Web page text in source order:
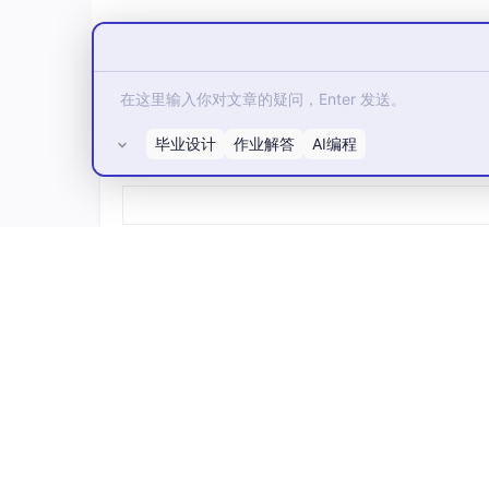
user='user',
database='database',
host='127.0.0.1'
    values = await conn.fetch(
所有评论(0)
毕业设计 作业解答 AI编程